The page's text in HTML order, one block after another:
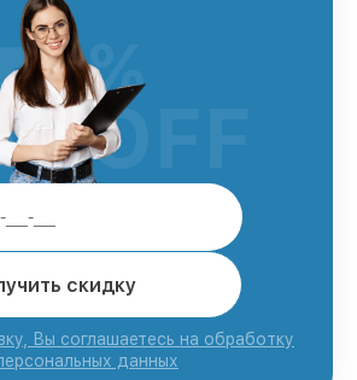
скидку
Вы соглашаетесь на обработку
данных
%
OFF